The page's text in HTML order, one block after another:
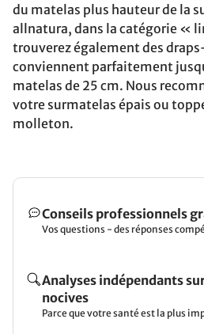
du matelas plus hauteur de la
allnatura, dans la catégorie «
trouverez également des
conviennent parfaitement
matelas de 25 cm. Nous
votre surmatelas épais ou
molleton.
Conseils professionnels
Vos questions - des réponses
Analyses indépendants
nocives
Parce que votre santé est la plus